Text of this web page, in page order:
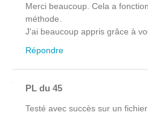
Merci beaucoup. Cela a
méthode.
J'ai beaucoup appris grâce à
Répondre
PL du 45
Testé avec succès sur un